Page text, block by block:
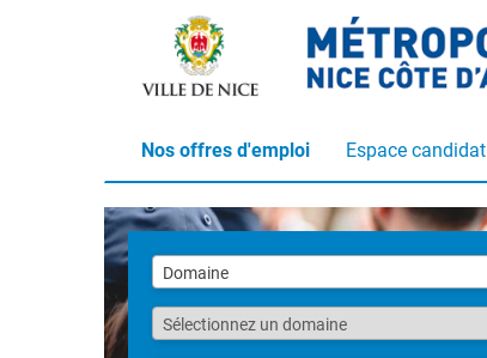
Nos offres d'emploi Espace candidat
Liste
des
domaines
Domaine
Fonction
Sélectionnez un domaine